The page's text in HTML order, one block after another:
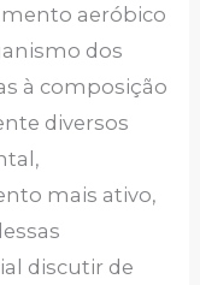
aeróbico
dos
à composição
diversos
mais ativo,
discutir de